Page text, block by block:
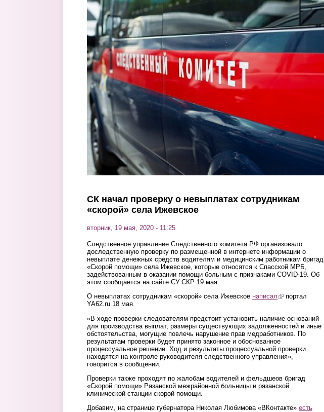
Перейти к основному содержанию
СК начал проверку о невыплатах сотрудникам
«скорой» села Ижевское
вторник, 19 мая, 2020 - 11:25
Следственное управление Следственного комитета РФ организовало
доследственную проверку по размещенной в интернете информации о
невыплате денежных средств водителям и медицинским работникам бригад
«Скорой помощи» села Ижевское, которые относятся к Спасской МРБ,
задействованным в оказании помощи больным с признаками COVID-19. Об
этом сообщается на сайте СУ СКР 19 мая.
О невыплатах сотрудникам «скорой» села Ижевское написал (link is external)
портал
YA62.ru 18 мая.
«В ходе проверки следователям предстоит установить наличие оснований
для производства выплат, размеры существующих задолженностей и иные
обстоятельства, могущие повлечь нарушение прав медработников. По
результатам проверки будет принято законное и обоснованное
процессуальное решение. Ход и результаты процессуальной проверки
находятся на контроле руководителя следственного управления», —
говорится в сообщении.
Проверки также проходят по жалобам водителей и фельдшеов бригад
«Скорой помощи» Рязанской межрайонной больницы и рязанской
клинической станции скорой помощи.
Добавим, на странице губернатора Николая Любимова «ВКонтакте» есть